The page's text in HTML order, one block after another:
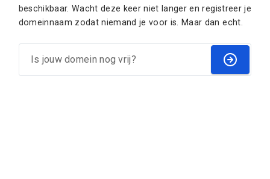
beschikbaar. Wacht deze keer niet langer en registreer je
domeinnaam zodat niemand je voor is. Maar dan echt.